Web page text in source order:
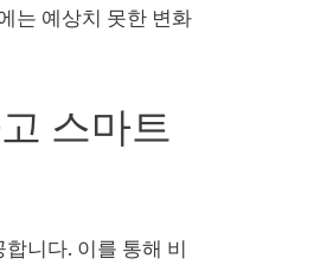
는 예상치 못한 변화
스마트
니다. 이를 통해 비